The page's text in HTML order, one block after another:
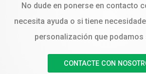
No dude en ponerse en contacto
necesita ayuda o si tiene
personalización que
CONTACTE CON